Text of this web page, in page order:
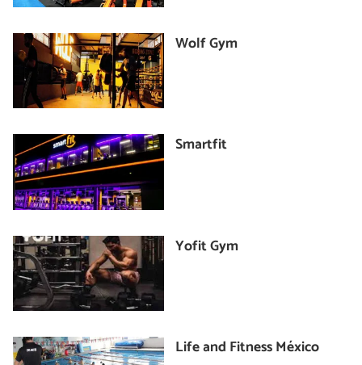
Wolf Gym
Smartfit
Yofit Gym
Life and Fitness México